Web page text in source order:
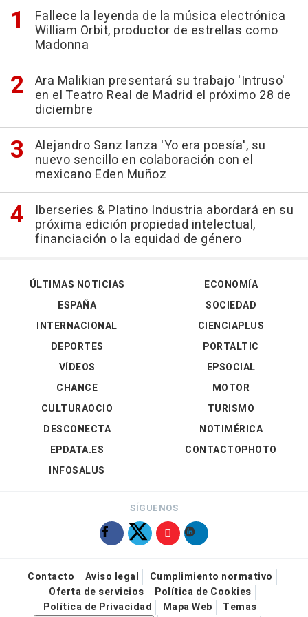
Fallece la leyenda de la música electrónica
William Orbit, productor de estrellas como
Madonna
Ara Malikian presentará su trabajo 'Intruso'
en el Teatro Real de Madrid el próximo 28 de
diciembre
Alejandro Sanz lanza 'Yo era poesía', su
nuevo sencillo en colaboración con el
mexicano Eden Muñoz
Iberseries & Platino Industria abordará en su
próxima edición propiedad intelectual,
financiación o la equidad de género
ÚLTIMAS NOTICIAS
ESPAÑA
INTERNACIONAL
DEPORTES
VÍDEOS
ECONOMÍA
SOCIEDAD
CIENCIAPLUS
PORTALTIC
EPSOCIAL
CHANCE
CULTURAOCIO
DESCONECTA
EPDATA.ES
INFOSALUS
MOTOR
TURISMO
NOTIMÉRICA
CONTACTOPHOTO
SÍGUENOS
Contacto Aviso legal
Cumplimiento normativo
Oferta de servicios
Política de Cookies
Política de Privacidad
Mapa Web
Temas